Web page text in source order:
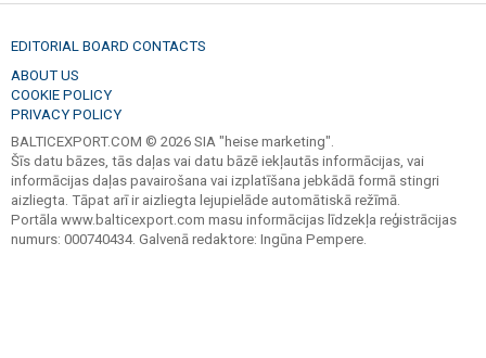
EDITORIAL BOARD CONTACTS
ABOUT US
COOKIE POLICY
PRIVACY POLICY
BALTICEXPORT.COM © 2026 SIA "heise marketing".
Šīs datu bāzes, tās daļas vai datu bāzē iekļautās informācijas, vai
informācijas daļas pavairošana vai izplatīšana jebkādā formā stingri
aizliegta. Tāpat arī ir aizliegta lejupielāde automātiskā režīmā.
Portāla www.balticexport.com masu informācijas līdzekļa reģistrācijas
numurs: 000740434. Galvenā redaktore: Ingūna Pempere.